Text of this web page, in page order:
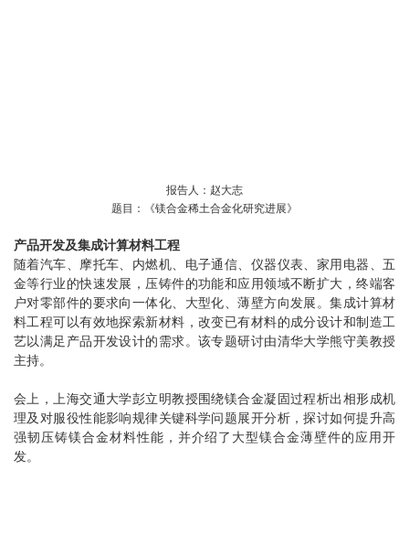
报告人：赵大志
题目：《镁合金稀土合金化研究进展》
产品开发及集成计算材料工程
随着汽车、摩托车、内燃机、电子通信、仪器仪表、家用电器、五
金等行业的快速发展，压铸件的功能和应用领域不断扩大，终端客
户对零部件的要求向一体化、大型化、薄壁方向发展。集成计算材
料工程可以有效地探索新材料，改变已有材料的成分设计和制造工
艺以满足产品开发设计的需求。该专题研讨由清华大学熊守美教授
主持。
会上，上海交通大学彭立明教授围绕镁合金凝固过程析出相形成机
理及对服役性能影响规律关键科学问题展开分析，探讨如何提升高
强韧压铸镁合金材料性能，并介绍了大型镁合金薄壁件的应用开
发。